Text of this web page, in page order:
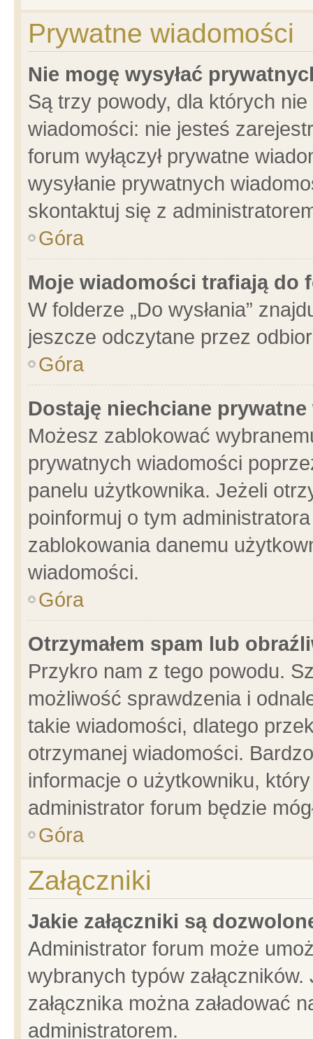
Prywatne wiadomości
Nie mogę wysyłać
Są trzy powody, dla których
wiadomości: nie jesteś
forum wyłączył prywatne
wysyłanie prywatnych
skontaktuj się z
Góra
Moje wiadomości trafiają do
W folderze „Do wysłania”
jeszcze odczytane przez
Góra
Dostaję niechciane
Możesz zablokować
prywatnych wiadomości
panelu użytkownika. Jeżeli
poinformuj o tym
zablokowania danemu
wiadomości.
Góra
Otrzymałem spam lub
Przykro nam z tego powodu.
możliwość sprawdzenia i
takie wiadomości, dlatego
otrzymanej wiadomości.
informacje o użytkowniku,
administrator forum będzie
Góra
Załączniki
Jakie załączniki są
Administrator forum może
wybranych typów
załącznika można załadować
administratorem.